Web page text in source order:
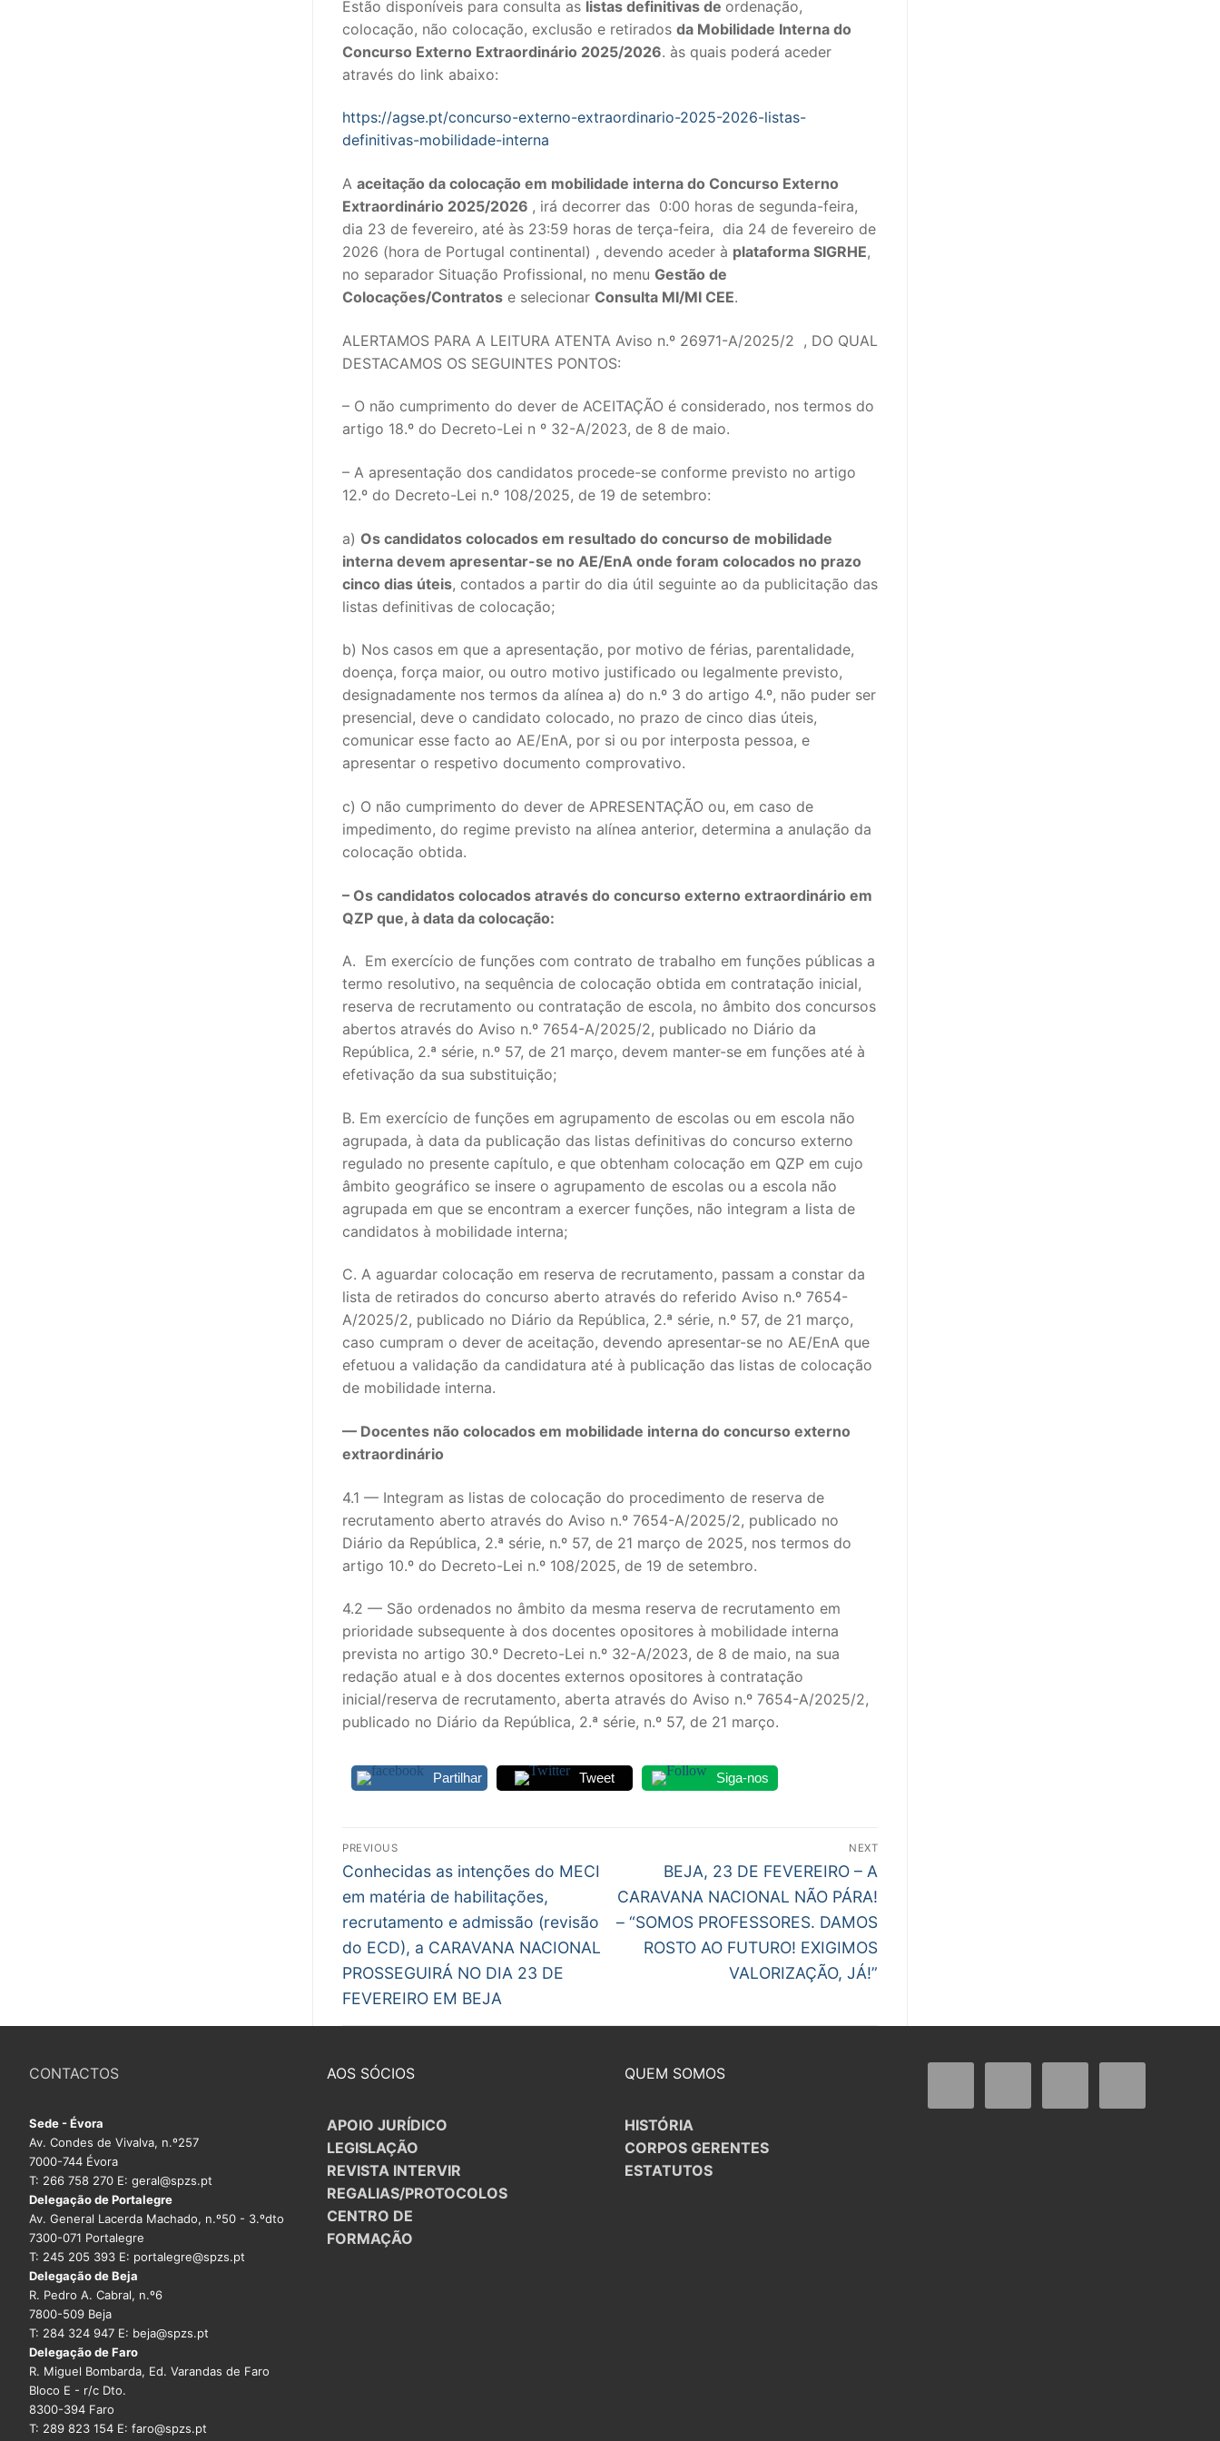
sindicalização
Legislação
Sectores
1º CICLO
2º/3º CEB / SECUNDÁRIO
ENSINO ARTÍSTICO
PARTICULAR / IPSS / MISERICÓRDIAS
ENSINO SUPERIOR
PROFESSORES CONTRATADOS
DOCENTES APOSENTADOS
Área de Sócios
Revista Intervir
Contactos
Estão disponíveis para consulta as listas definitivas de ordenação,
colocação, não colocação, exclusão e retirados da Mobilidade Interna do
Concurso Externo Extraordinário 2025/2026. às quais poderá aceder
através do link abaixo:
https://agse.pt/concurso-externo-extraordinario-2025-2026-listas-
definitivas-mobilidade-interna
A aceitação da colocação em mobilidade interna do Concurso Externo
Extraordinário 2025/2026 , irá decorrer das 0:00 horas de segunda-feira,
dia 23 de fevereiro, até às 23:59 horas de terça-feira, dia 24 de fevereiro de
2026 (hora de Portugal continental) , devendo aceder à plataforma SIGRHE,
no separador Situação Profissional, no menu Gestão de
Colocações/Contratos e selecionar Consulta MI/MI CEE.
ALERTAMOS PARA A LEITURA ATENTA Aviso n.º 26971-A/2025/2 , DO QUAL
DESTACAMOS OS SEGUINTES PONTOS:
– O não cumprimento do dever de ACEITAÇÃO é considerado, nos termos do
artigo 18.º do Decreto-Lei n º 32-A/2023, de 8 de maio.
– A apresentação dos candidatos procede-se conforme previsto no artigo
12.º do Decreto-Lei n.º 108/2025, de 19 de setembro:
a) Os candidatos colocados em resultado do concurso de mobilidade
interna devem apresentar-se no AE/EnA onde foram colocados no prazo
cinco dias úteis, contados a partir do dia útil seguinte ao da publicitação das
listas definitivas de colocação;
b) Nos casos em que a apresentação, por motivo de férias, parentalidade,
doença, força maior, ou outro motivo justificado ou legalmente previsto,
designadamente nos termos da alínea a) do n.º 3 do artigo 4.º, não puder ser
presencial, deve o candidato colocado, no prazo de cinco dias úteis,
comunicar esse facto ao AE/EnA, por si ou por interposta pessoa, e
apresentar o respetivo documento comprovativo.
c) O não cumprimento do dever de APRESENTAÇÃO ou, em caso de
impedimento, do regime previsto na alínea anterior, determina a anulação da
colocação obtida.
– Os candidatos colocados através do concurso externo extraordinário em
QZP que, à data da colocação:
A. Em exercício de funções com contrato de trabalho em funções públicas a
termo resolutivo, na sequência de colocação obtida em contratação inicial,
reserva de recrutamento ou contratação de escola, no âmbito dos concursos
abertos através do Aviso n.º 7654-A/2025/2, publicado no Diário da
República, 2.ª série, n.º 57, de 21 março, devem manter-se em funções até à
efetivação da sua substituição;
B. Em exercício de funções em agrupamento de escolas ou em escola não
agrupada, à data da publicação das listas definitivas do concurso externo
regulado no presente capítulo, e que obtenham colocação em QZP em cujo
âmbito geográfico se insere o agrupamento de escolas ou a escola não
agrupada em que se encontram a exercer funções, não integram a lista de
candidatos à mobilidade interna;
C. A aguardar colocação em reserva de recrutamento, passam a constar da
lista de retirados do concurso aberto através do referido Aviso n.º 7654-
A/2025/2, publicado no Diário da República, 2.ª série, n.º 57, de 21 março,
caso cumpram o dever de aceitação, devendo apresentar-se no AE/EnA que
efetuou a validação da candidatura até à publicação das listas de colocação
de mobilidade interna.
— Docentes não colocados em mobilidade interna do concurso externo
extraordinário
4.1 — Integram as listas de colocação do procedimento de reserva de
recrutamento aberto através do Aviso n.º 7654-A/2025/2, publicado no
Diário da República, 2.ª série, n.º 57, de 21 março de 2025, nos termos do
artigo 10.º do Decreto-Lei n.º 108/2025, de 19 de setembro.
4.2 — São ordenados no âmbito da mesma reserva de recrutamento em
prioridade subsequente à dos docentes opositores à mobilidade interna
prevista no artigo 30.º Decreto-Lei n.º 32-A/2023, de 8 de maio, na sua
redação atual e à dos docentes externos opositores à contratação
inicial/reserva de recrutamento, aberta através do Aviso n.º 7654-A/2025/2,
publicado no Diário da República, 2.ª série, n.º 57, de 21 março.
Partilhar Tweet Siga-nos
Navegação
de
artigos
PREVIOUS
Previous
post:
Conhecidas as intenções do MECI
em matéria de habilitações,
recrutamento e admissão (revisão
do ECD), a CARAVANA NACIONAL
PROSSEGUIRÁ NO DIA 23 DE
FEVEREIRO EM BEJA
NEXT
Next
post:
BEJA, 23 DE FEVEREIRO – A
CARAVANA NACIONAL NÃO PÁRA!
– “SOMOS PROFESSORES. DAMOS
ROSTO AO FUTURO! EXIGIMOS
VALORIZAÇÃO, JÁ!”
CONTACTOS
Sede - Évora
Av. Condes de Vivalva, n.º257
7000-744 Évora
T: 266 758 270 E: geral@spzs.pt
Delegação de Portalegre
Av. General Lacerda Machado, n.º50 - 3.ºdto
7300-071 Portalegre
T: 245 205 393 E: portalegre@spzs.pt
Delegação de Beja
R. Pedro A. Cabral, n.º6
7800-509 Beja
T: 284 324 947 E: beja@spzs.pt
Delegação de Faro
R. Miguel Bombarda, Ed. Varandas de Faro
Bloco E - r/c Dto.
8300-394 Faro
T: 289 823 154 E: faro@spzs.pt
AOS SÓCIOS
APOIO JURÍDICO
LEGISLAÇÃO
REVISTA INTERVIR
REGALIAS/PROTOCOLOS
CENTRO DE
FORMAÇÃO
QUEM SOMOS
HISTÓRIA
CORPOS GERENTES
ESTATUTOS